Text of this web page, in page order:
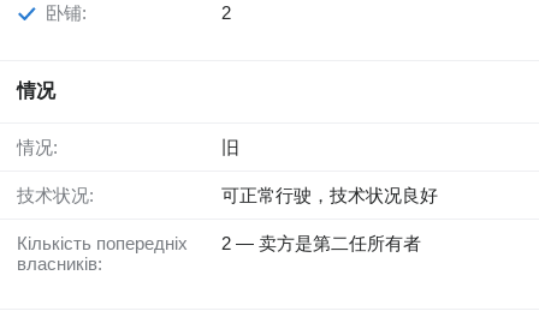
卧铺: 2
情况
情况: 旧
技术状况: 可正常行驶，技术状况良好
Кількість попередніх
власників:
2 — 卖方是第二任所有者